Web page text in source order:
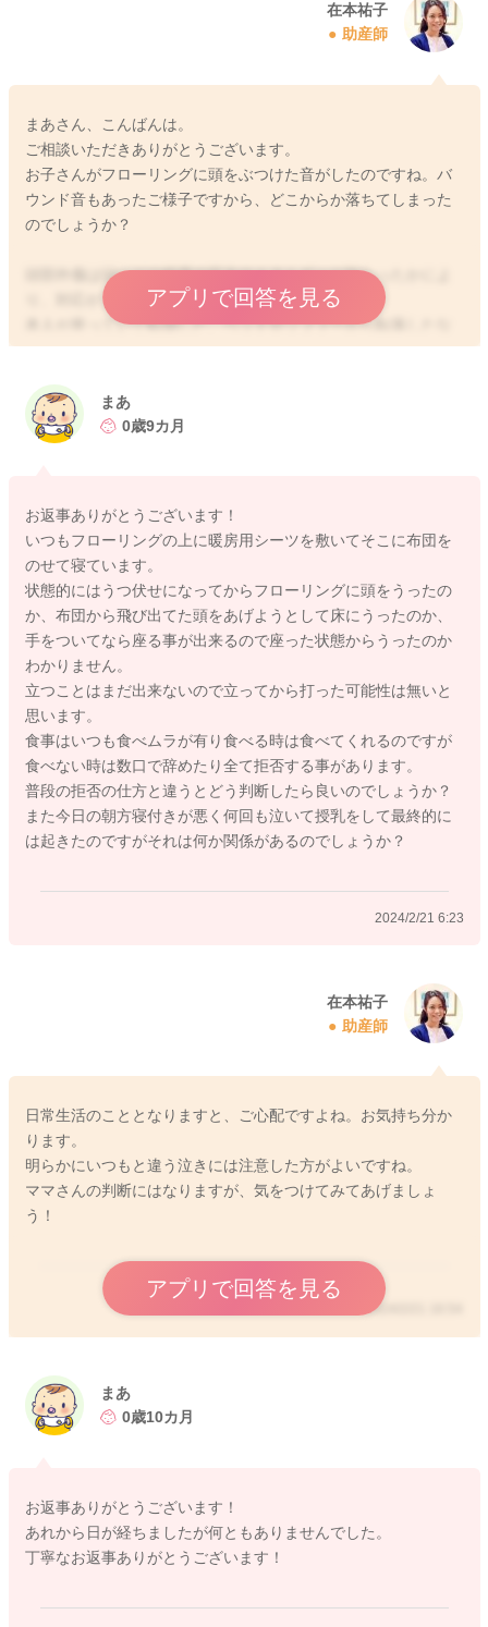
在本祐子
助産師
まあさん、こんばんは。
ご相談いただきありがとうございます。
お子さんがフローリングに頭をぶつけた音がしたのですね。バ
ウンド音もあったご様子ですから、どこからか落ちてしまった
のでしょうか？
頭部外傷は頭にどの程度の圧力のエネルギーが加わったかによ
り、対応がことなります。
本人が座っていて転倒した、ベッドやソファーから転落したな
ど状況はいかがでしょうか？
ぶつけたご様子がもしわからない場合の頭部受傷時には、子ど
も特有の性質から慎重に経過をみる必要があります。
う様子がないかを確認しましょう。
特に留意したいポイントとしては以下の症状の有無になりま
す。
・意識がボーとしている
・元気がない、活気がない
・非常に機嫌が悪くなる
・顔色が悪い
・嘔吐を繰り返している
・身体に不自然な動きやけいれん様運動がでてくる
・母乳やミルクの飲みが悪い
・食事を嫌がる
・呼吸が苦しそう、不規則な呼吸をしている
なさってくださいね。 どうぞよろしくお願いします。
アプリで回答を見る
まあ
0歳9カ月
お返事ありがとうございます！
いつもフローリングの上に暖房用シーツを敷いてそこに布団を
のせて寝ています。
状態的にはうつ伏せになってからフローリングに頭をうったの
か、布団から飛び出てた頭をあげようとして床にうったのか、
手をついてなら座る事が出来るので座った状態からうったのか
わかりません。
立つことはまだ出来ないので立ってから打った可能性は無いと
思います。
食事はいつも食べムラが有り食べる時は食べてくれるのですが
食べない時は数口で辞めたり全て拒否する事があります。
普段の拒否の仕方と違うとどう判断したら良いのでしょうか？
また今日の朝方寝付きが悪く何回も泣いて授乳をして最終的に
は起きたのですがそれは何か関係があるのでしょうか？
2024/2/21 6:23
在本祐子
助産師
日常生活のこととなりますと、ご心配ですよね。お気持ち分か
ります。
明らかにいつもと違う泣きには注意した方がよいですね。
ママさんの判断にはなりますが、気をつけてみてあげましょ
う！
アプリで回答を見る
2024/2/21 16:54
まあ
0歳10カ月
お返事ありがとうございます！
あれから日が経ちましたが何ともありませんでした。
丁寧なお返事ありがとうございます！